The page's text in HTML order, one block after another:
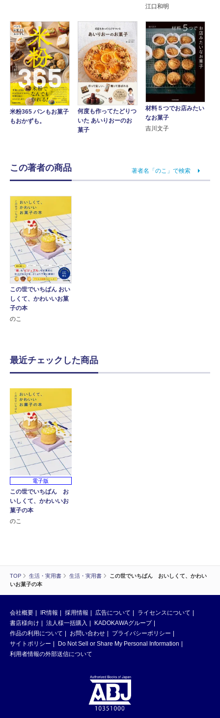
TOP 生活・実用書 生活・実用書
この世でいちばん おいしくて、かわい
いお菓子の本
江口和明
米粉365 パンもお菓子
もおかずも。
何度も作ってたどりつ
いた あいりおーのお
菓子
材料５つでお店みたい
なお菓子
吉川文子
この著者の商品 著者名「のこ」で検索
この世でいちばん おい
しくて、かわいいお菓
子の本
のこ
最近チェックした商品
電子版
この世でいちばん お
いしくて、かわいいお
菓子の本
のこ
会社概要 IR情報 採用情報 広告について
ライセンスについて
書店様向け
法人様一括購入
KADOKAWAグループ
作品の利用について
お問い合わせ
プライバシーポリシー
サイトポリシー
Do Not Sell or Share My Personal Information
利用者情報の外部送信について